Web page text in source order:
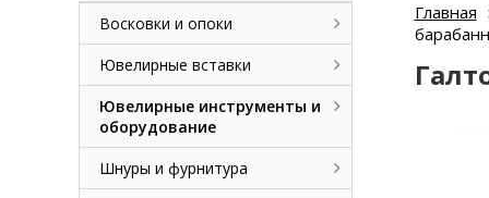
Главная
Восковки и опоки
Ювелирные вставки
Ювелирные инструменты и
оборудование
Шнуры и фурнитура